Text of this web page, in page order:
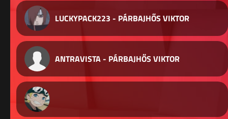
LUCKYPACK223 - PÁRBAJHŐS VIKTOR
ANTRAVISTA - PÁRBAJHŐS VIKTOR